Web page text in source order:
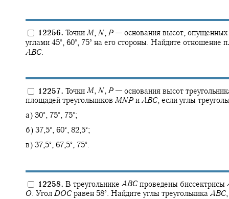
12256. Точки M, N, P — основания высот,
углами 45‍∘ , 60‍∘ , 75‍∘ на его стороны. Найдите отношение
ABC.
12257. Точки M, N, P — основания высот
площадей треугольников MNP и ABC, если углы
а) 30‍∘ , 75‍∘ , 75‍∘ ;
б) 37,5‍∘ , 60‍∘ , 82,5‍∘ ;
в) 37,5‍∘ , 67,5‍∘ , 75‍∘ .
12258. В треугольнике ABC проведены биссектрисы
O. Угол DOC равен 58‍∘ . Найдите углы треугольника ABC,